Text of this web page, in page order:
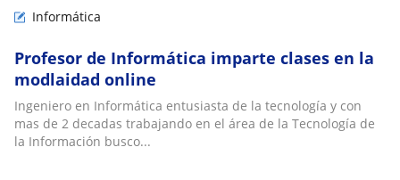
Informática
Profesor de Informática imparte clases en la
modlaidad online
Ingeniero en Informática entusiasta de la tecnología y con
mas de 2 decadas trabajando en el área de la Tecnología de
la Información busco...